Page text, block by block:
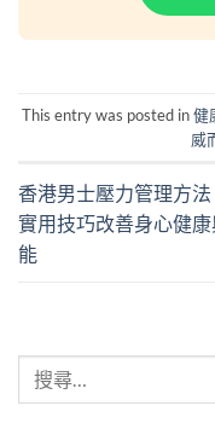
This entry was posted in健
威
香港男士壓力管理方
實用技巧改善身心健
能